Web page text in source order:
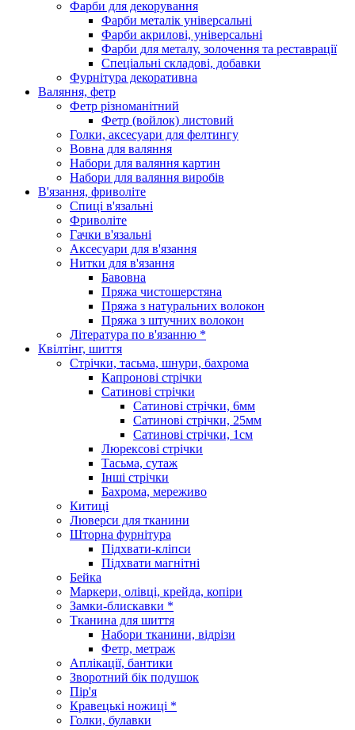
Фарби для декорування
Фарби металік універсальні
Фарби акрилові, універсальні
Фарби для металу, золочення та реставрації
Спеціальні складові, добавки
Фурнітура декоративна
Валяння, фетр
Фетр різноманітний
Фетр (войлок) листовий
Голки, аксесуари для фелтингу
Вовна для валяння
Набори для валяння картин
Набори для валяння виробів
В'язання, фриволіте
Спиці в'язальні
Фриволіте
Гачки в'язальні
Аксесуари для в'язання
Нитки для в'язання
Бавовна
Пряжа чистошерстяна
Пряжа з натуральних волокон
Пряжа з штучних волокон
Література по в'язанню *
Квілтінг, шиття
Стрічки, тасьма, шнури, бахрома
Капронові стрічки
Сатинові стрічки
Сатинові стрічки, 6мм
Сатинові стрічки, 25мм
Сатинові стрічки, 1см
Люрексові стрічки
Тасьма, сутаж
Інші стрічки
Бахрома, мереживо
Китиці
Люверси для тканини
Шторна фурнітура
Підхвати-кліпси
Підхвати магнітні
Бейка
Маркери, олівці, крейда, копіри
Замки-блискавки *
Тканина для шиття
Набори тканини, відрізи
Фетр, метраж
Аплікації, бантики
Зворотний бік подушок
Пір'я
Кравецькі ножиці *
Голки, булавки